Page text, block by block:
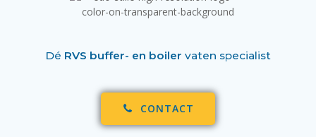
Dé RVS buffer- en boiler vaten specialist
CONTACT